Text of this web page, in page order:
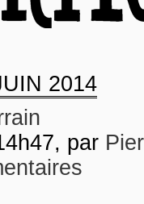
2014
par